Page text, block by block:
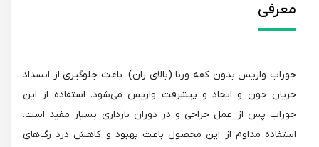
معرفی
جوراب واریس بدون کفه ورنا (بالای ران)، باعث جلوگیری از انسداد
جریان خون و ایجاد و پیشرفت واریس می‌شود. استفاده از این
جوراب پس از عمل جراحی و در دوران بارداری بسیار مفید است.
استفاده مداوم از این محصول باعث بهبود و کاهش درد رگ‌های